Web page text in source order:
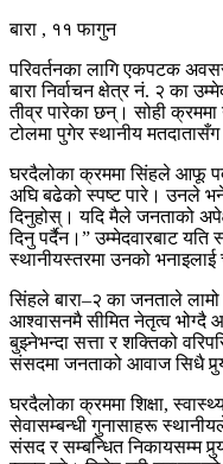
बारा , ११ फागुन
परिवर्तनका लागि एकपटक अवसर
बारा निर्वाचन क्षेत्र नं. २ का
तीव्र पारेका छन्। सोही
टोलमा पुगेर स्थानीय
घरदैलोका क्रममा सिंहले आफू
अघि बढेको स्पष्ट पारे। उनले
दिनुहोस्। यदि मैले जनताको
दिनु पर्दैन।” उम्मेदवारबाट यति
स्थानीयस्तरमा उनको
सिंहले बारा–२ का जनताले
आश्वासनमै सीमित नेतृत्व
बुझ्नेभन्दा सत्ता र शक्तिको
संसदमा जनताको आवाज सिधै
घरदैलोका क्रममा शिक्षा,
सेवासम्बन्धी गुनासाहरू
संसद र सम्बन्धित निकायसम्म